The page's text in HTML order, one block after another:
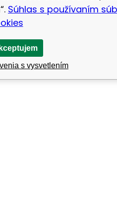
Súhlas s používaním
s vysvetlením